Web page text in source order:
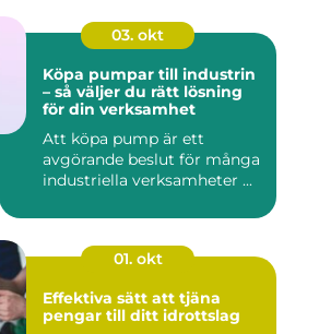
03. okt
Köpa pumpar till industrin
– så väljer du rätt lösning
för din verksamhet
Att köpa pump är ett
avgörande beslut för många
industriella verksamheter ...
01. okt
Effektiva sätt att tjäna
pengar till ditt idrottslag